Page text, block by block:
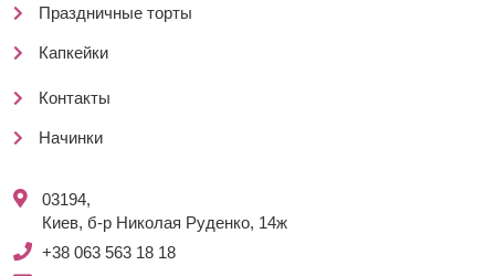
Праздничные торты
Капкейки
Контакты
Начинки
03194,
Киев, б-р Николая Руденко, 14ж
+38 063 563 18 18